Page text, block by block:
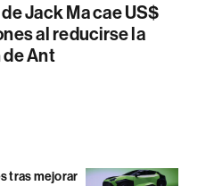
Jack Ma cae US$
al reducirse la
Ant
tras mejorar